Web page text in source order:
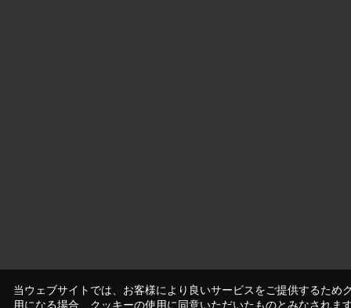
当ウェブサイトでは、お客様により良いサービスをご提供するた
用になる場合、クッキーの使用に同意いただいたものとみなされま